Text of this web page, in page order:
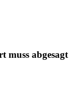
muss abgesagt